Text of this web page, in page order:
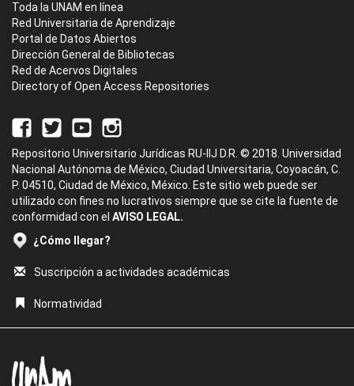
Toda la UNAM en línea
Red Universitaria de Aprendizaje
Portal de Datos Abiertos
Dirección General de Bibliotecas
Red de Acervos Digitales
Directory of Open Access Repositories
Repositorio Universitario Jurídicas RU-IIJ D.R. © 2018. Universidad
Nacional Autónoma de México, Ciudad Universitaria, Coyoacán, C.
P. 04510, Ciudad de México, México. Este sitio web puede ser
utilizado con fines no lucrativos siempre que se cite la fuente de
conformidad con el AVISO LEGAL.
¿Cómo llegar?
Suscripción a actividades académicas
Normatividad